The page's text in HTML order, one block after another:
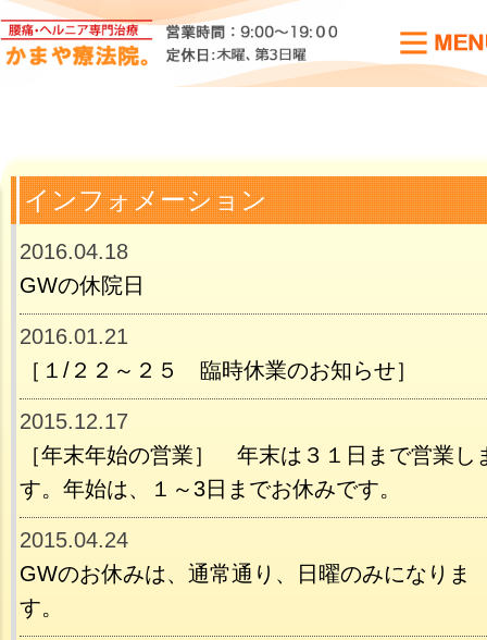
インフォメーション
2016.04.18
GWの休院日
2016.01.21
［１/２２～２５ 臨時休業のお知らせ］
2015.12.17
［年末年始の営業］ 年末は３１日まで営業し
す。年始は、１～3日までお休みです。
2015.04.24
GWのお休みは、通常通り、日曜のみになりま
す。